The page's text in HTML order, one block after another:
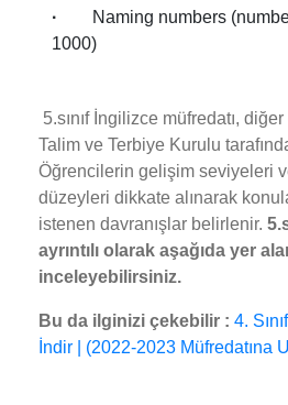
·
Naming numbers
1000)
5.sınıf İngilizce müfredatı,
Talim ve Terbiye Kurulu
Öğrencilerin gelişim seviyeleri
düzeyleri dikkate alınarak
istenen davranışlar belirlenir.
ayrıntılı olarak aşağıda yer
inceleyebilirsiniz.
Bu da ilginizi çekebilir : 4.
İndir | (2022-2023 Müfredatına